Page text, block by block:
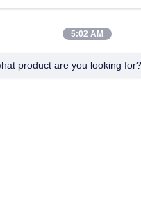
Producten
Ongeveer
5:02 AM
product are you looking for?